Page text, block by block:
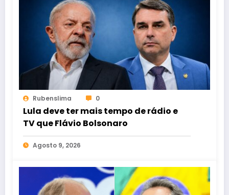
Rubenslima 0
Lula deve ter mais tempo de rádio e
TV que Flávio Bolsonaro
Agosto 9, 2026